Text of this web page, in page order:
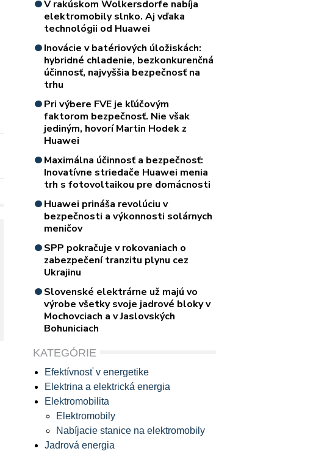
V rakúskom Wolkersdorfe nabíja
elektromobily slnko. Aj vďaka
technológii od Huawei
Inovácie v batériových úložiskách:
hybridné chladenie, bezkonkurenčná
účinnosť, najvyššia bezpečnosť na
trhu
Pri výbere FVE je kľúčovým
faktorom bezpečnosť. Nie však
jediným, hovorí Martin Hodek z
Huawei
Maximálna účinnosť a bezpečnosť:
Inovatívne striedače Huawei menia
trh s fotovoltaikou pre domácnosti
Huawei prináša revolúciu v
bezpečnosti a výkonnosti solárnych
meničov
SPP pokračuje v rokovaniach o
zabezpečení tranzitu plynu cez
Ukrajinu
Slovenské elektrárne už majú vo
výrobe všetky svoje jadrové bloky v
Mochovciach a v Jaslovských
Bohuniciach
KATEGÓRIE
Efektívnosť v energetike
Elektrina a elektrická energia
Elektromobilita
Elektromobily
Nabíjacie stanice na elektromobily
Jadrová energia